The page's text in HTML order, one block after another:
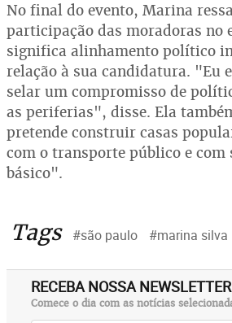
No final do evento, Marina
participação das moradoras no
significa alinhamento político
relação à sua candidatura. "Eu
selar um compromisso de
as periferias", disse. Ela
pretende construir casas
com o transporte público e com
básico".
Tags #são paulo #marina silva
RECEBA NOSSA NEWSLETTER
Comece o dia com as notícias